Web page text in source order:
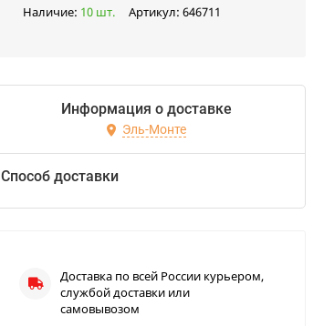
Наличие: 10 шт. Артикул: 646711
Информация о доставке
Эль-Монте
Способ доставки
Доставка по всей России курьером,
службой доставки или
самовывозом